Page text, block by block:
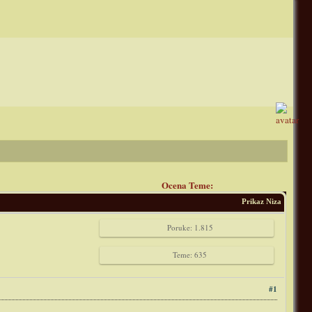
Ocena Teme:
Prikaz Niza
Poruke: 1.815
Teme: 635
#1